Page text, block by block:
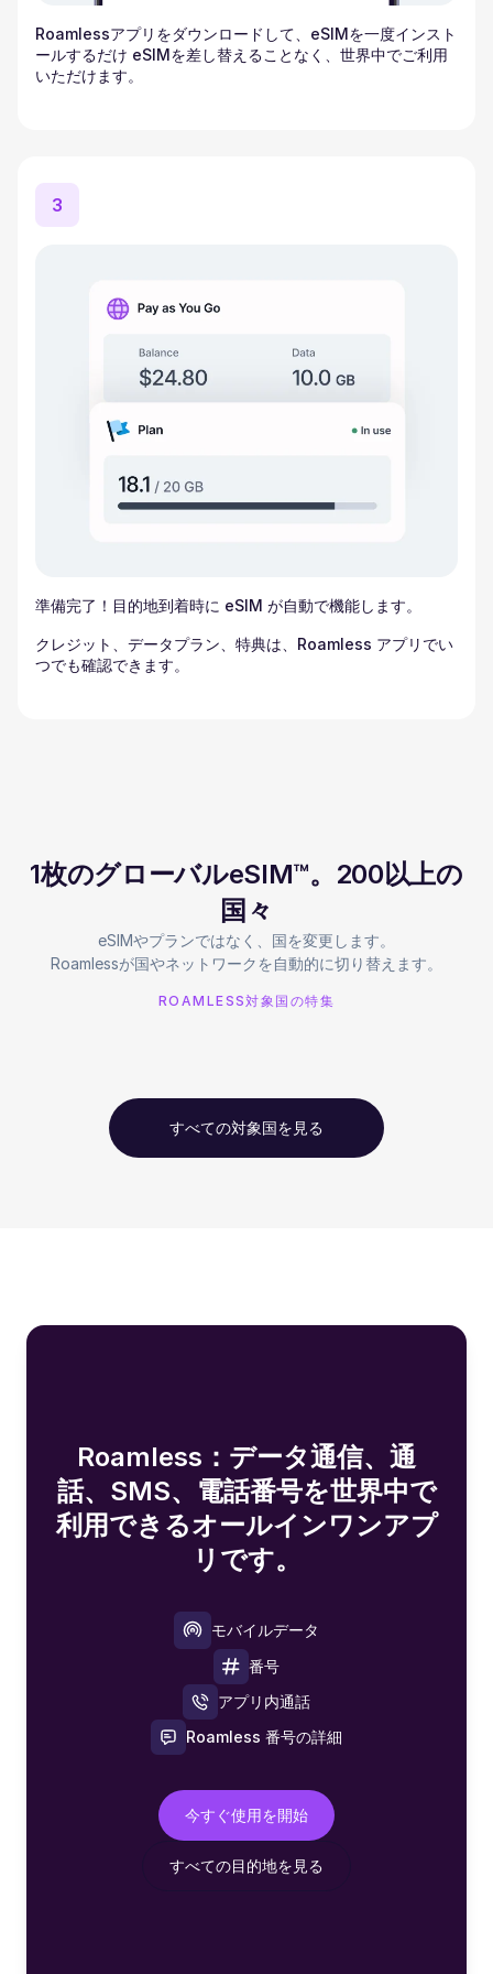
Roamlessアプリをダウンロードして、eSIMを一度インスト
ールするだけ eSIMを差し替えることなく、世界中でご利用
いただけます。
3
準備完了！目的地到着時に eSIM が自動で機能します。
クレジット、データプラン、特典は、Roamless アプリでい
つでも確認できます。
1枚のグローバルeSIM™。200以上の
国々
eSIMやプランではなく、国を変更します。
Roamlessが国やネットワークを自動的に切り替えます。
ROAMLESS対象国の特集
すべての対象国を見る
Roamless：データ通信、通
話、SMS、電話番号を世界中で
利用できるオールインワンアプ
リです。
モバイルデータ
番号
アプリ内通話
Roamless 番号の詳細
今すぐ使用を開始
すべての目的地を見る